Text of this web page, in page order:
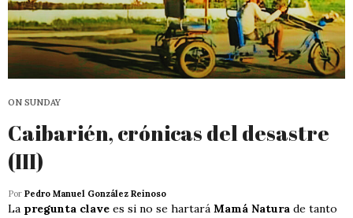
ON SUNDAY
Caibarién, crónicas del desastre
(III)
Por Pedro Manuel González Reinoso
La pregunta clave es si no se hartará Mamá Natura de tanto